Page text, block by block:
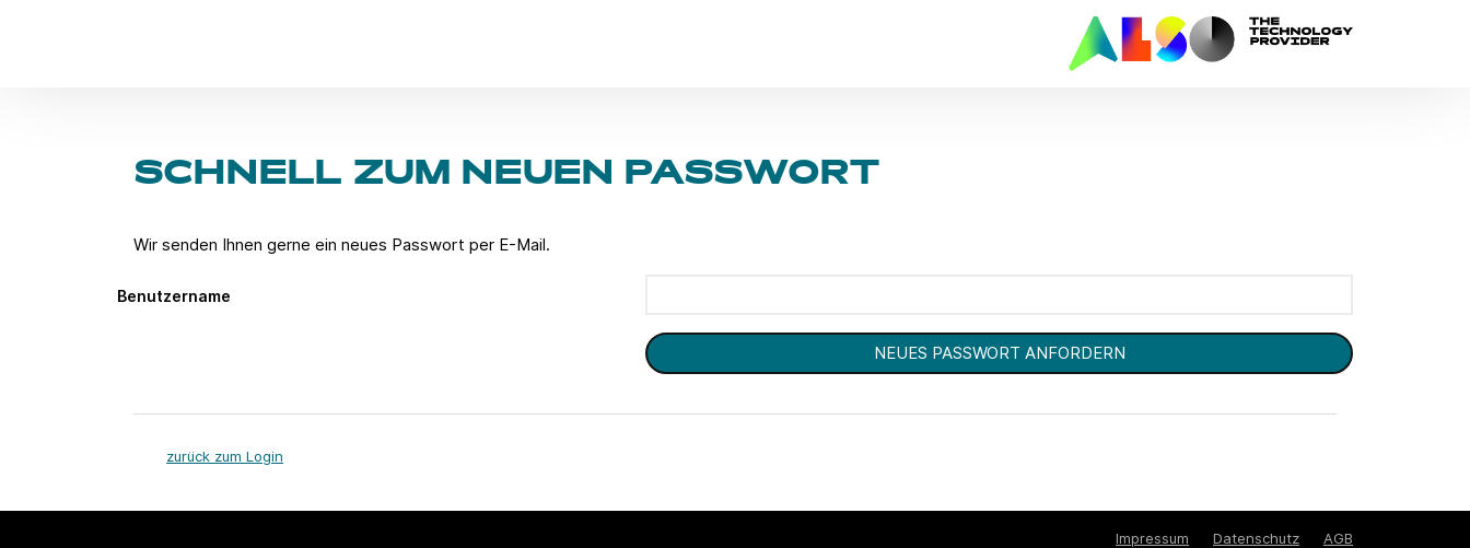
SCHNELL ZUM NEUEN PASSWORT
Wir senden Ihnen gerne ein neues Passwort per E-Mail.
Benutzername
zurück zum Login
Impressum Datenschutz
AGB